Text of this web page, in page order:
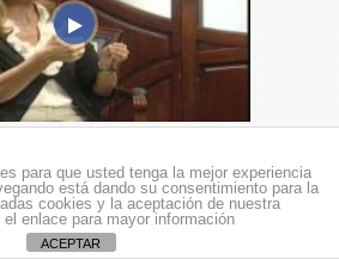
para que usted tenga la mejor experiencia
está dando su consentimiento para la
cookies y la aceptación de nuestra
el enlace para mayor información
ACEPTAR